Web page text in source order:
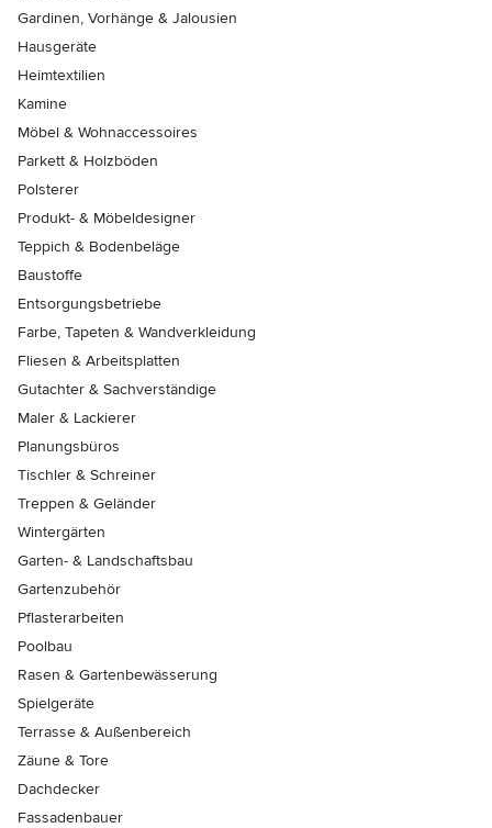
Gardinen, Vorhänge & Jalousien
Hausgeräte
Heimtextilien
Kamine
Möbel & Wohnaccessoires
Parkett & Holzböden
Polsterer
Produkt- & Möbeldesigner
Teppich & Bodenbeläge
Baustoffe
Entsorgungsbetriebe
Farbe, Tapeten & Wandverkleidung
Fliesen & Arbeitsplatten
Gutachter & Sachverständige
Maler & Lackierer
Planungsbüros
Tischler & Schreiner
Treppen & Geländer
Wintergärten
Garten- & Landschaftsbau
Gartenzubehör
Pflasterarbeiten
Poolbau
Rasen & Gartenbewässerung
Spielgeräte
Terrasse & Außenbereich
Zäune & Tore
Dachdecker
Fassadenbauer